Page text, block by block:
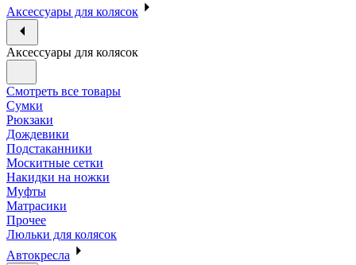
Аксессуары для колясок
Аксессуары для колясок
Смотреть все товары
Сумки
Рюкзаки
Дождевики
Подстаканники
Москитные сетки
Накидки на ножки
Муфты
Матрасики
Прочее
Люльки для колясок
Автокресла